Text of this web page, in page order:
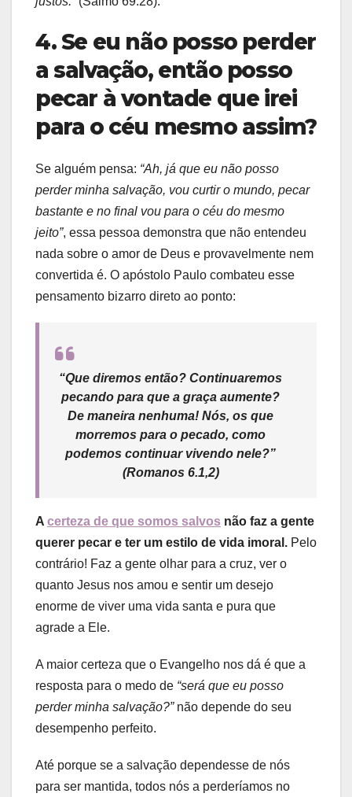
4. Se eu não posso perder
a salvação, então posso
pecar à vontade que irei
para o céu mesmo assim?
Se alguém pensa: “Ah, já que eu não posso
perder minha salvação, vou curtir o mundo, pecar
bastante e no final vou para o céu do mesmo
jeito”, essa pessoa demonstra que não entendeu
nada sobre o amor de Deus e provavelmente nem
convertida é. O apóstolo Paulo combateu esse
pensamento bizarro direto ao ponto:
“Que diremos então? Continuaremos
pecando para que a graça aumente?
De maneira nenhuma! Nós, os que
morremos para o pecado, como
podemos continuar vivendo nele?”
(Romanos 6.1,2)
A certeza de que somos salvos não faz a gente
querer pecar e ter um estilo de vida imoral. Pelo
contrário! Faz a gente olhar para a cruz, ver o
quanto Jesus nos amou e sentir um desejo
enorme de viver uma vida santa e pura que
agrade a Ele.
A maior certeza que o Evangelho nos dá é que a
resposta para o medo de “será que eu posso
perder minha salvação?”não depende do seu
desempenho perfeito.
Até porque se a salvação dependesse de nós
para ser mantida, todos nós a perderíamos no